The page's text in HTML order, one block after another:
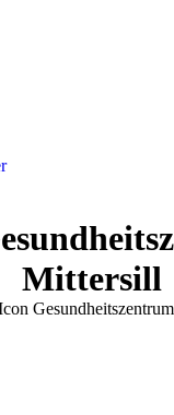
Mittersill
sich hier: